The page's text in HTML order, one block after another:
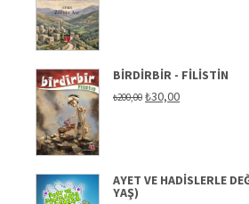
BIRDIRBIR - FILISTIN
₺200,00 Orijinal
₺30,00Şu
AYET VE HADISLERLE
YAŞ)